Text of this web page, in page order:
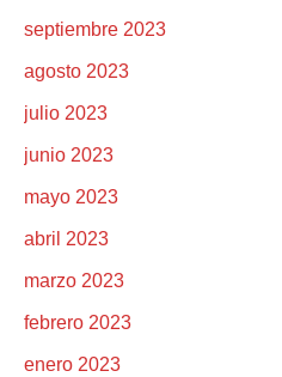
septiembre 2023
agosto 2023
julio 2023
junio 2023
mayo 2023
abril 2023
marzo 2023
febrero 2023
enero 2023